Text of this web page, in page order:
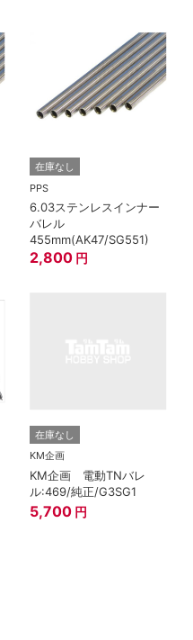
在庫なし
PPS
6.03ステンレスインナー
バレル
455mm(AK47/SG551)
2,800 円
在庫なし
KM企画
KM企画 電動TNバレ
ル:469/純正/G3SG1
5,700 円